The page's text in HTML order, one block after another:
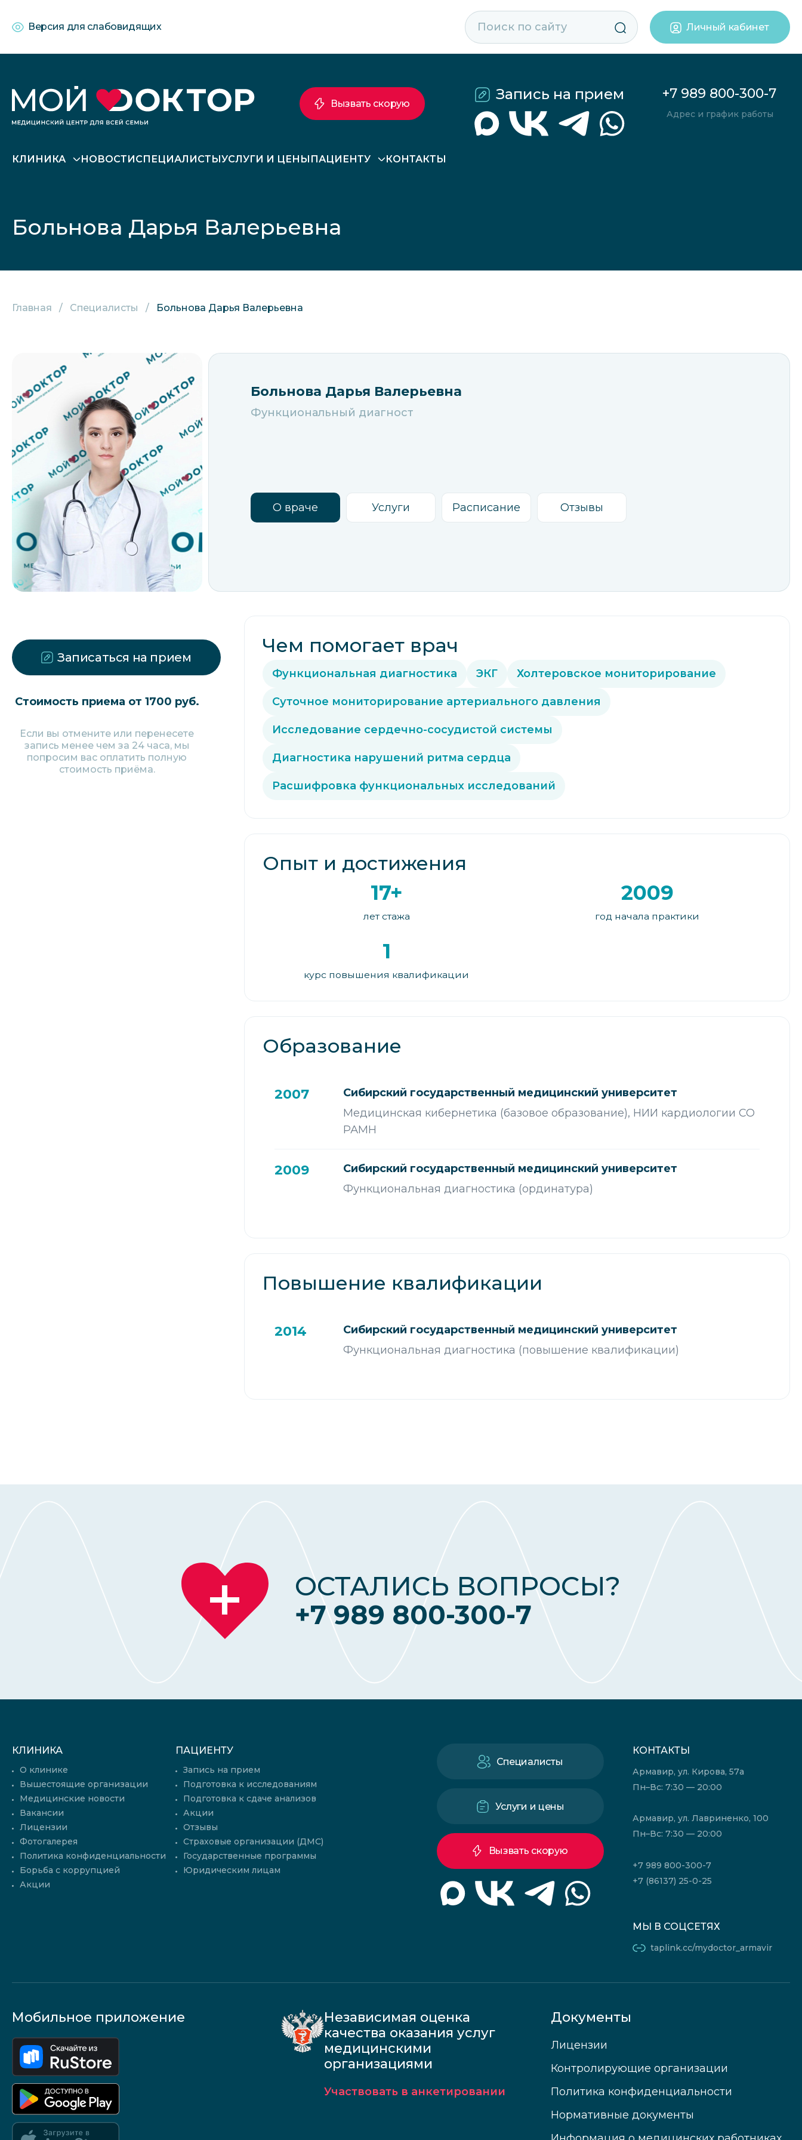
Версия для слабовидящих Личный кабинет
Запись на прием +7 989 800-300-7
Адрес и график работы
КЛИНИКА НОВОСТИСПЕЦИАЛИСТЫУСЛУГИ И ЦЕНЫ ПАЦИЕНТУ КОНТАКТЫ
Вызвать скорую
Больнова Дарья Валерьевна
Главная Специалисты Больнова Дарья Валерьевна
Больнова Дарья Валерьевна
Функциональный диагност
О враче Услуги Расписание Отзывы
Записаться на прием
Стоимость приема от 1700 руб.
Если вы отмените или перенесете
запись менее чем за 24 часа, мы
попросим вас оплатить полную
стоимость приёма.
Чем помогает врач
Функциональная диагностика ЭКГ Холтеровское мониторирование
Суточное мониторирование артериального давления
Исследование сердечно-сосудистой системы
Диагностика нарушений ритма сердца
Расшифровка функциональных исследований
Опыт и достижения
17+
лет стажа
2009
год начала практики
1
курс повышения квалификации
Образование
2007
Сибирский государственный медицинский университет
Медицинская кибернетика (базовое образование), НИИ кардиологии СО
РАМН
2009
Сибирский государственный медицинский университет
Функциональная диагностика (ординатура)
Повышение квалификации
2014
Сибирский государственный медицинский университет
Функциональная диагностика (повышение квалификации)
ОСТАЛИСЬ ВОПРОСЫ?
+7 989 800-300-7
КЛИНИКА
О клинике
Вышестоящие организации
Медицинские новости
Вакансии
Лицензии
Фотогалерея
Политика конфиденциальности
Борьба с коррупцией
Акции
ПАЦИЕНТУ
Запись на прием
Подготовка к исследованиям
Подготовка к сдаче анализов
Акции
Отзывы
Страховые организации (ДМС)
Государственные программы
Юридическим лицам
Специалисты
Услуги и цены
Вызвать скорую
КОНТАКТЫ
Армавир, ул. Кирова, 57а
Пн–Вс: 7:30 — 20:00
Армавир, ул. Лавриненко, 100
Пн–Вс: 7:30 — 20:00
+7 989 800-300-7
+7 (86137) 25-0-25
МЫ В СОЦСЕТЯХ
taplink.cc/mydoctor_armavir
Мобильное приложение
Независимая оценка
качества оказания услуг
медицинскими
организациями
Участвовать в анкетировании
Документы
Лицензии
Контролирующие организации
Политика конфиденциальности
Нормативные документы